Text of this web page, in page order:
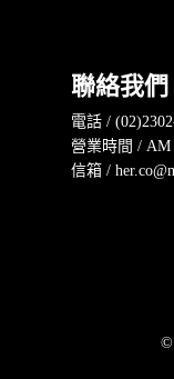
聯絡我們
電話 /
營業時間 / AM
信箱 /
©